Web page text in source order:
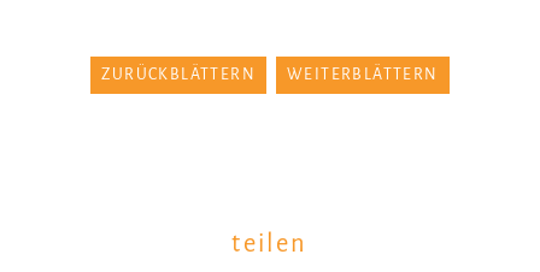
ZURÜCKBLÄTTERN WEITERBLÄTTERN
teilen